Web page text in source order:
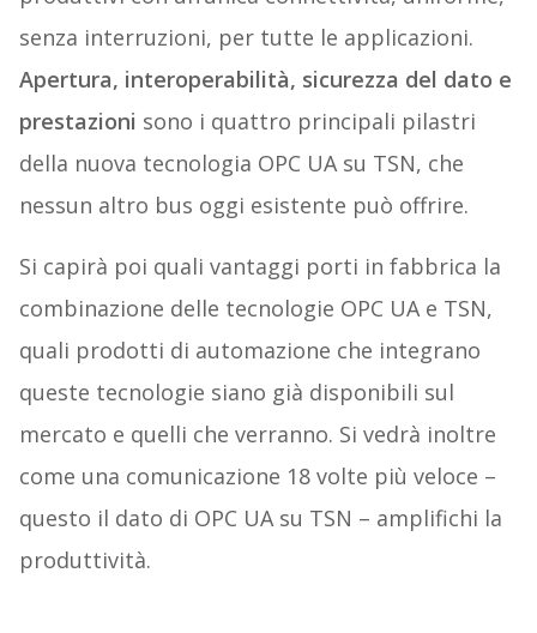
senza interruzioni, per tutte le applicazioni.
Apertura, interoperabilità, sicurezza del dato e
prestazioni sono i quattro principali pilastri
della nuova tecnologia OPC UA su TSN, che
nessun altro bus oggi esistente può offrire.
Si capirà poi quali vantaggi porti in fabbrica la
combinazione delle tecnologie OPC UA e TSN,
quali prodotti di automazione che integrano
queste tecnologie siano già disponibili sul
mercato e quelli che verranno. Si vedrà inoltre
come una comunicazione 18 volte più veloce –
questo il dato di OPC UA su TSN – amplifichi la
produttività.